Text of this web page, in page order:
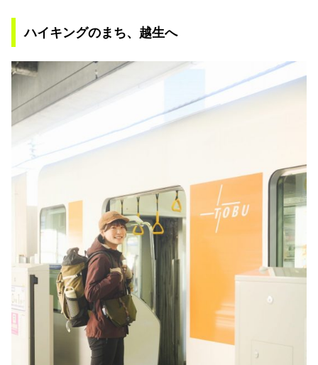
ハイキングのまち、越生へ